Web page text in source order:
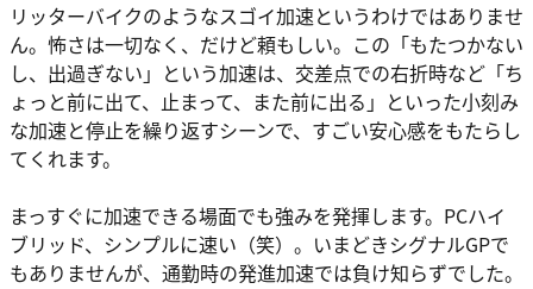
リッターバイクのようなスゴイ加速というわけではありませ
ん。怖さは一切なく、だけど頼もしい。この「もたつかない
し、出過ぎない」という加速は、交差点での右折時など「ち
ょっと前に出て、止まって、また前に出る」といった小刻み
な加速と停止を繰り返すシーンで、すごい安心感をもたらし
てくれます。
まっすぐに加速できる場面でも強みを発揮します。PCハイ
ブリッド、シンプルに速い（笑）。いまどきシグナルGPで
もありませんが、通勤時の発進加速では負け知らずでした。